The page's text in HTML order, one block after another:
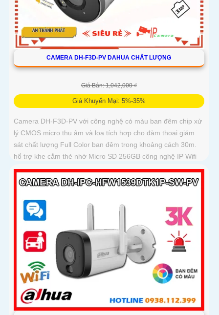
CAMERA DH-F3D-PV DAHUA CHẤT LƯỢNG
Giá Bán: 1,042,000 ₫
Giá Khuyến Mại: 5%-35%
Camera DH-F3D-PV với công nghệ có màu ban đêm chip xử
lý CMOS micro thu âm và loa tích hợp cho đàm thoại giám
sát chất lượng Full Color ban đêm trong khoảng cách 30m.
hổ trợ khe cắm thẻ nhớ Micro SD 256GB công nghệ IP Wifi
kết nối dễ dàng